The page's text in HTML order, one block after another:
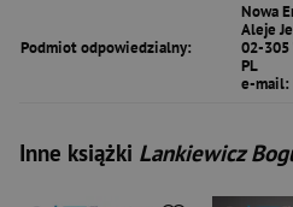
Podmiot odpowiedzialny:
Nowa
Aleje
02-305
PL
e-mail:
Inne książki Lankiewicz